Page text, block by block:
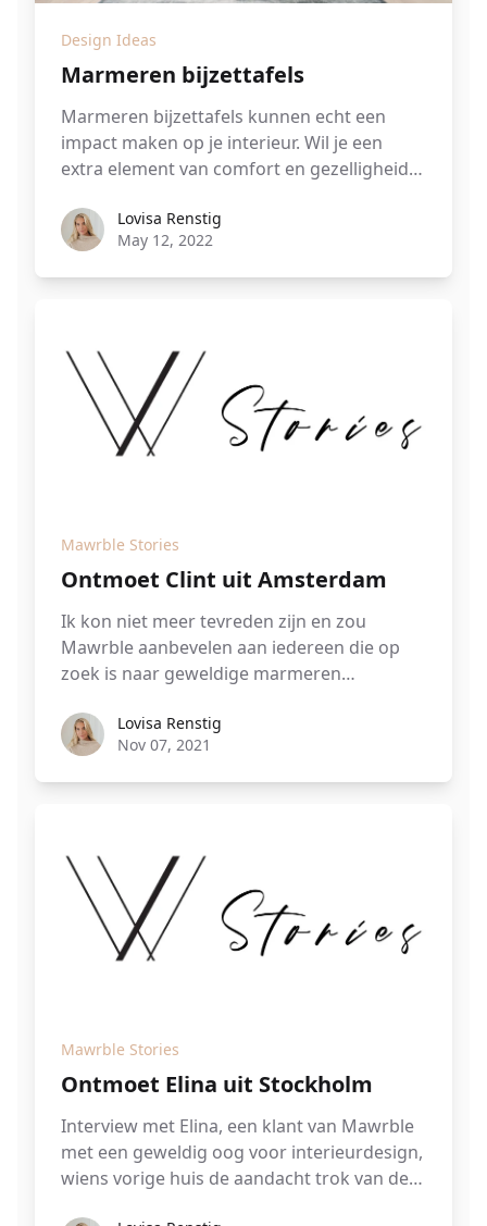
Design Ideas
Marmeren bijzettafels
Marmeren bijzettafels kunnen echt een
impact maken op je interieur. Wil je een
extra element van comfort en gezelligheid
gedenkwaardige souvenirs en ambachtelijk
antiek tentoon te stellen? Zo ja, dan zijn
bijzettafels je waarschijnlijke antwoord!
Lovisa Renstig
Lovisa Renstig
May 12, 2022
Mawrble Stories
Ontmoet Clint uit Amsterdam
Ik kon niet meer tevreden zijn en zou
Mawrble aanbevelen aan iedereen die op
zoek is naar geweldige marmeren
Lovisa Renstig
Lovisa Renstig
Nov 07, 2021
Mawrble Stories
Ontmoet Elina uit Stockholm
Interview met Elina, een klant van Mawrble
met een geweldig oog voor interieurdesign,
wiens vorige huis de aandacht trok van de